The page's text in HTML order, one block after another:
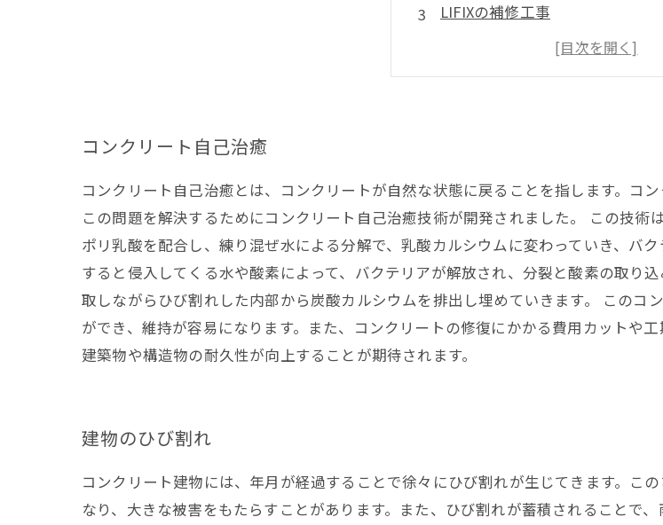
LIFIXの補修工事
LIFIXの特長
コンクリート自己治癒
コンクリート自己治癒とは、コンクリートが自然な状態に戻ることを指します。コ
この問題を解決するためにコンクリート自己治癒技術が開発されました。 この技
ポリ乳酸を配合し、練り混ぜ水による分解で、乳酸カルシウムに変わっていき、バ
すると侵入してくる水や酸素によって、バクテリアが解放され、分裂と酸素の取り
取しながらひび割れした内部から炭酸カルシウムを排出し埋めていきます。 このコ
ができ、維持が容易になります。また、コンクリートの修復にかかる費用カットや
建築物や構造物の耐久性が向上することが期待されます。
建物のひび割れ
コンクリート建物には、年月が経過することで徐々にひび割れが生じてきます。こ
なり、大きな被害をもたらすことがあります。また、ひび割れが蓄積されることで